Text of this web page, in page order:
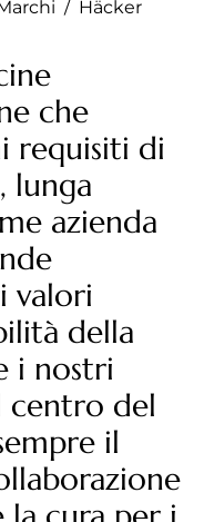
/ Häcker
che
requisiti di
lunga
azienda
valori
della
i nostri
centro del
il